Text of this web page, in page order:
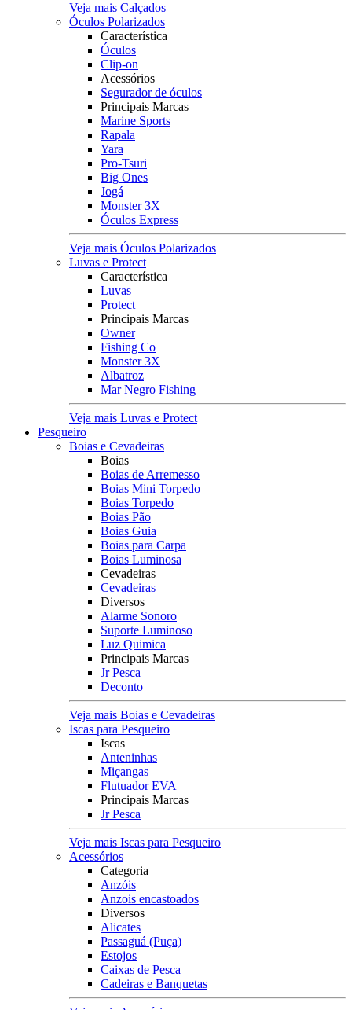
Veja mais Calçados
Óculos Polarizados
Característica
Óculos
Clip-on
Acessórios
Segurador de óculos
Principais Marcas
Marine Sports
Rapala
Yara
Pro-Tsuri
Big Ones
Jogá
Monster 3X
Óculos Express
Veja mais Óculos Polarizados
Luvas e Protect
Característica
Luvas
Protect
Principais Marcas
Owner
Fishing Co
Monster 3X
Albatroz
Mar Negro Fishing
Veja mais Luvas e Protect
Pesqueiro
Boias e Cevadeiras
Boias
Boias de Arremesso
Boias Mini Torpedo
Boias Torpedo
Boias Pão
Boias Guia
Boias para Carpa
Boias Luminosa
Cevadeiras
Cevadeiras
Diversos
Alarme Sonoro
Suporte Luminoso
Luz Quimica
Principais Marcas
Jr Pesca
Deconto
Veja mais Boias e Cevadeiras
Iscas para Pesqueiro
Iscas
Anteninhas
Miçangas
Flutuador EVA
Principais Marcas
Jr Pesca
Veja mais Iscas para Pesqueiro
Acessórios
Categoria
Anzóis
Anzois encastoados
Diversos
Alicates
Passaguá (Puça)
Estojos
Caixas de Pesca
Cadeiras e Banquetas